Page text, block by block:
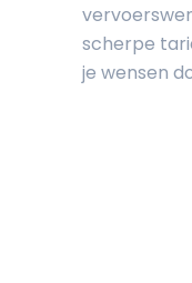
scherpe
je wensen